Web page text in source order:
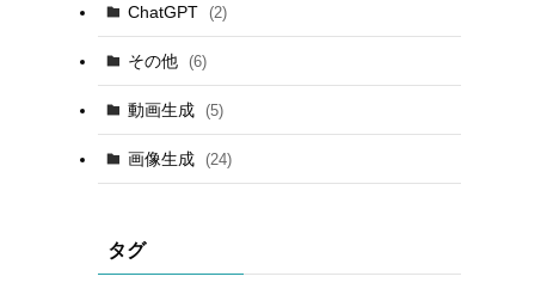
ChatGPT (2)
その他 (6)
動画生成 (5)
画像生成 (24)
タグ